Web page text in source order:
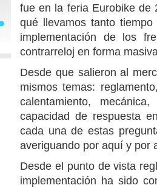
fue en la feria Eurobike de
qué llevamos tanto
implementación de los
contrarreloj en forma
Desde que salieron al
mismos temas:
calentamiento,
capacidad de respuesta
cada una de estas
averiguando por aquí y por
Desde el punto de vista
implementación ha sido